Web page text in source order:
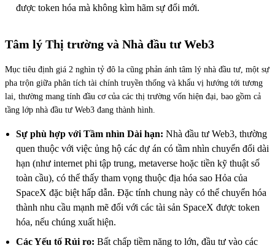
được token hóa mà không kìm hãm sự đổi mới.
Tâm lý Thị trường và Nhà đầu tư Web3
Mục tiêu định giá 2 nghìn tỷ đô la cũng phản ánh tâm lý nhà đầu tư, một sự
pha trộn giữa phân tích tài chính truyền thống và khẩu vị hướng tới tương
lai, thường mang tính đầu cơ của các thị trường vốn hiện đại, bao gồm cả
tầng lớp nhà đầu tư Web3 đang thành hình.
Sự phù hợp với Tầm nhìn Dài hạn: Nhà đầu tư Web3, thường
quen thuộc với việc ủng hộ các dự án có tầm nhìn chuyển đổi dài
hạn (như internet phi tập trung, metaverse hoặc tiền kỹ thuật số
toàn cầu), có thể thấy tham vọng thuộc địa hóa sao Hỏa của
SpaceX đặc biệt hấp dẫn. Đặc tính chung này có thể chuyển hóa
thành nhu cầu mạnh mẽ đối với các tài sản SpaceX được token
hóa, nếu chúng xuất hiện.
Các Yếu tố Rủi ro: Bất chấp tiềm năng to lớn, đầu tư vào các